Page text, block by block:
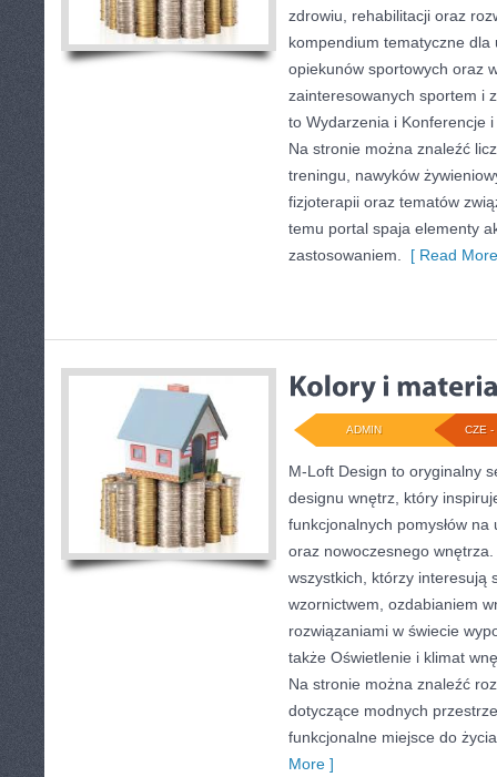
zdrowiu, rehabilitacji oraz
kompendium tematyczne dla
opiekunów sportowych oraz
zainteresowanych sportem i
to Wydarzenia i Konferencje
Na stronie można znaleźć
treningu, nawyków
fizjoterapii oraz tematów
temu portal spaja elementy
zastosowaniem.
[ Read
CZE -
ADMIN
M-Loft Design to oryginalny
designu wnętrz, który
funkcjonalnych pomysłów
oraz nowoczesnego
wszystkich, którzy interesują
wzornictwem, ozdabianiem
rozwiązaniami w świecie
także Oświetlenie i klimat
Na stronie można znaleźć
dotyczące modnych
funkcjonalne miejsce do
More ]